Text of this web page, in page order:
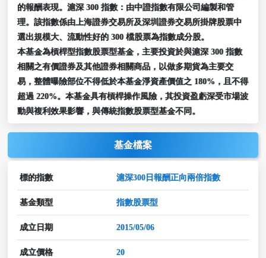
基金檔案
標的指數 滬深300日報酬正向兩倍指數
基金類型 指數股票型
成立日期 2015/05/06
成立價格 20
的報酬表現。滬深 300 指數：由中證指數有限公司編製和管
理。該指數係由上海證券交易所及深圳證券交易所掛牌股票中
選出規模大、流動性好的 300 檔股票為指數成分股。
本基金為槓桿型指數股票型基金，主要投資於與滬深 300 指數
相關之有價證券及其他證券相關商品，以做多期貨為主要交
易，整體曝險部位不得低於本基金淨資產價值之 180%，且不得
超過 220%。本基金具有槓桿操作風險，其投資盈虧深受市場波
動與複利效果影響，與傳統指數股票型基金不同。